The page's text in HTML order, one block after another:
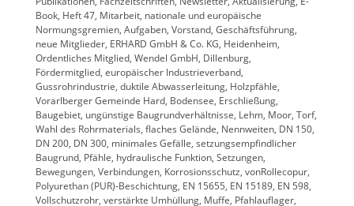
Book, Heft 47, Mitarbeit, nationale und europäische
Normungsgremien, Aufgaben, Vorstand, Geschäftsführung,
neue Mitglieder, ERHARD GmbH & Co. KG, Heidenheim,
Ordentliches Mitglied, Wendel GmbH, Dillenburg,
Fördermitglied, europäischer Industrieverband,
Gussrohrindustrie, duktile Abwasserleitung, Holzpfähle,
Vorarlberger Gemeinde Hard, Bodensee, Erschließung,
Baugebiet, ungünstige Baugrundverhältnisse, Lehm, Moor, Torf,
Wahl des Rohrmaterials, flaches Gelände, Nennweiten, DN 150,
DN 200, DN 300, minimales Gefälle, setzungsempfindlicher
Baugrund, Pfähle, hydraulische Funktion, Setzungen,
Bewegungen, Verbindungen, Korrosionsschutz, vonRollecopur,
Polyurethan (PUR)-Beschichtung, EN 15655, EN 15189, EN 598,
Vollschutzrohr, verstärkte Umhüllung, Muffe, Pfahlauflager,